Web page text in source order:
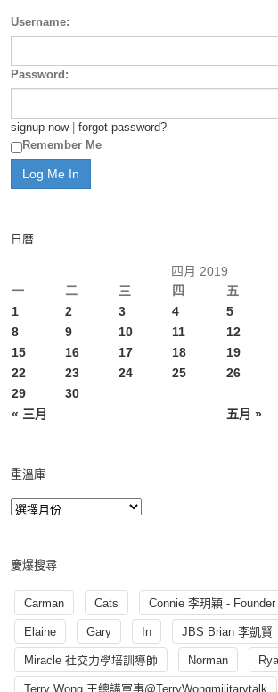
Username:
Password:
signup now| forgot password?
Remember Me
日曆
四月 2019
一
二 三 四 五
« 三月 五月 »
1 2 3 4 5
8
9 10 11 12
15
16 17 18 19
22
23 24 25 26
29
30
重溫庫
慶爆搜尋
Carman Cats Connie 李玥穎 -
Elaine Gary In JBS Brian 李凱賢
Miracle 社交力學培訓導師 Norman
Terry Wong 王總講軍事@TerryWongmilitarytalk